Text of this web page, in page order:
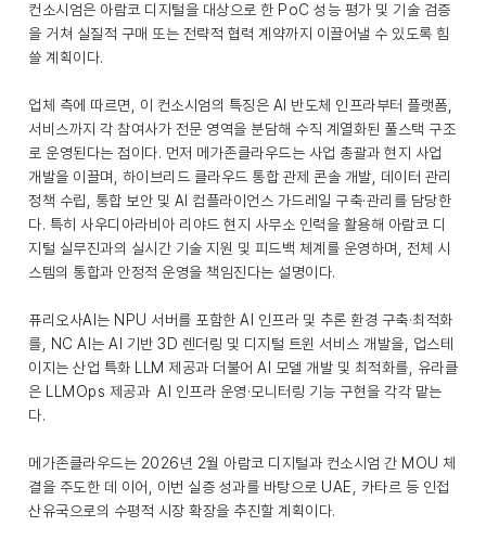
컨소시엄은 아람코 디지털을 대상으로 한 PoC 성능 평가 및 기술 검증
을 거쳐 실질적 구매 또는 전략적 협력 계약까지 이끌어낼 수 있도록 힘
쓸 계획이다.
업체 측에 따르면, 이 컨소시엄의 특징은 AI 반도체 인프라부터 플랫폼,
서비스까지 각 참여사가 전문 영역을 분담해 수직 계열화된 풀스택 구조
로 운영된다는 점이다. 먼저 메가존클라우드는 사업 총괄과 현지 사업
개발을 이끌며, 하이브리드 클라우드 통합 관제 콘솔 개발, 데이터 관리
정책 수립, 통합 보안 및 AI 컴플라이언스 가드레일 구축·관리를 담당한
다. 특히 사우디아라비아 리야드 현지 사무소 인력을 활용해 아람코 디
지털 실무진과의 실시간 기술 지원 및 피드백 체계를 운영하며, 전체 시
스템의 통합과 안정적 운영을 책임진다는 설명이다.
퓨리오사AI는 NPU 서버를 포함한 AI 인프라 및 추론 환경 구축·최적화
를, NC AI는 AI 기반 3D 렌더링 및 디지털 트윈 서비스 개발을, 업스테
이지는 산업 특화 LLM 제공과 더불어 AI 모델 개발 및 최적화를, 유라클
은 LLMOps 제공과 AI 인프라 운영·모니터링 기능 구현을 각각 맡는
다.
메가존클라우드는 2026년 2월 아람코 디지털과 컨소시엄 간 MOU 체
결을 주도한 데 이어, 이번 실증 성과를 바탕으로 UAE, 카타르 등 인접
산유국으로의 수평적 시장 확장을 추진할 계획이다.